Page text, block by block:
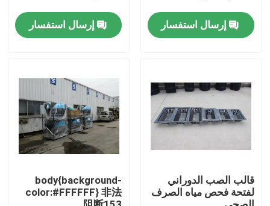
أشرطة فيديو
اتصل بنا
إرسال استفسار إرسال استفسار
قالب الصب الدوراني
لفتحة فحص مياه الصرف
body{background-
color:#FFFFFF} 非法